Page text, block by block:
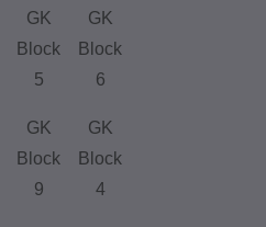
GK
Block
5
GK
Block
6
GK
Block
9
GK
Block
4